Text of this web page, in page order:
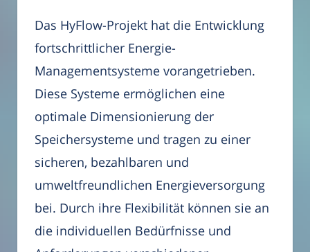
Das HyFlow-Projekt hat die Entwicklung
fortschrittlicher Energie-
Managementsysteme vorangetrieben.
Diese Systeme ermöglichen eine
optimale Dimensionierung der
Speichersysteme und tragen zu einer
sicheren, bezahlbaren und
umweltfreundlichen Energieversorgung
bei. Durch ihre Flexibilität können sie an
die individuellen Bedürfnisse und